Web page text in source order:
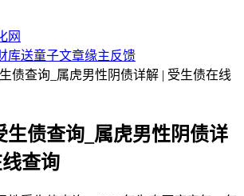
网
库送童子文章缘主反馈
债查询_属虎男性阴债详解 | 受生债在线
生债查询_属虎男性阴债详
查询